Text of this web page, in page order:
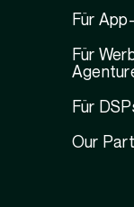
Für
Für
Für
Our